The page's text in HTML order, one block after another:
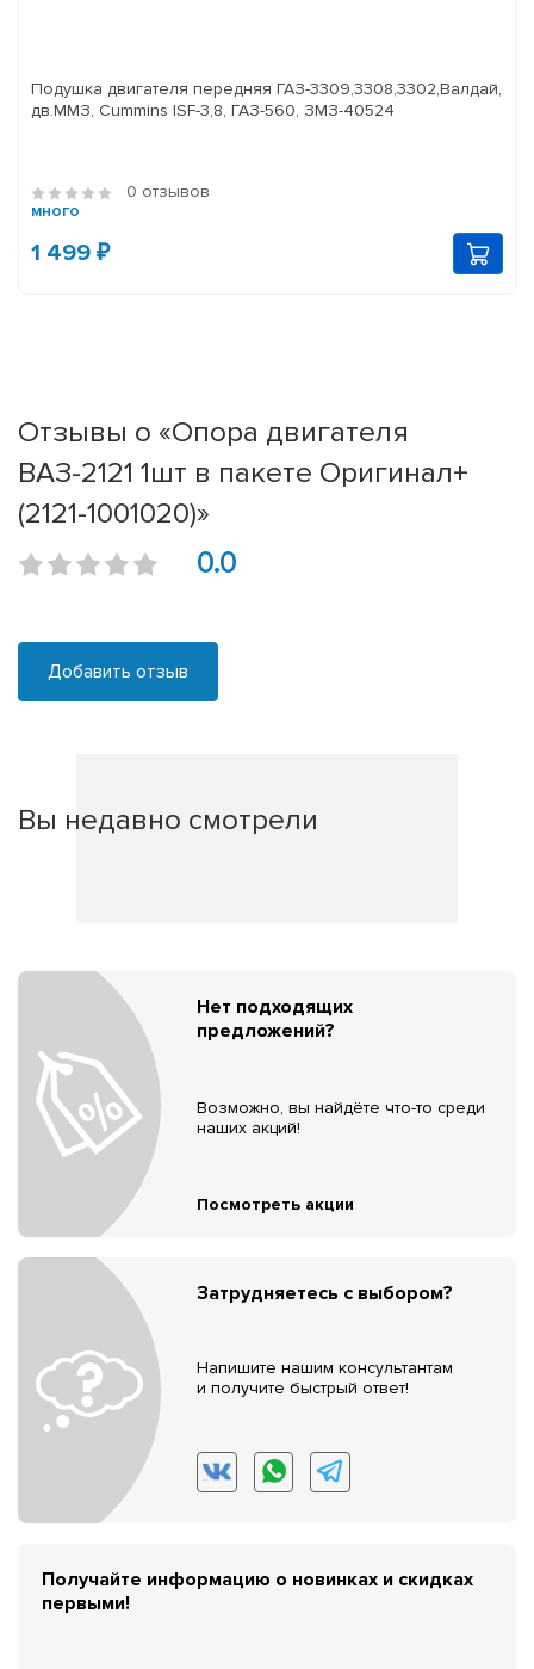
Подушка двигателя передняя ГАЗ-3309,3308,3302,Валдай,
дв.ММЗ, Cummins ISF-3,8, ГАЗ-560, ЗМЗ-40524
0 отзывов
много
1 499 ₽
Отзывы о «Опора двигателя
ВАЗ-2121 1шт в пакете Оригинал+
(2121-1001020)»
0.0
Добавить отзыв
Вы недавно смотрели
Нет подходящих
предложений?
Возможно, вы найдёте что-то среди
наших акций!
Посмотреть акции
Затрудняетесь с выбором?
Напишите нашим консультантам
и получите быстрый ответ!
Получайте информацию о новинках и скидках
первыми!